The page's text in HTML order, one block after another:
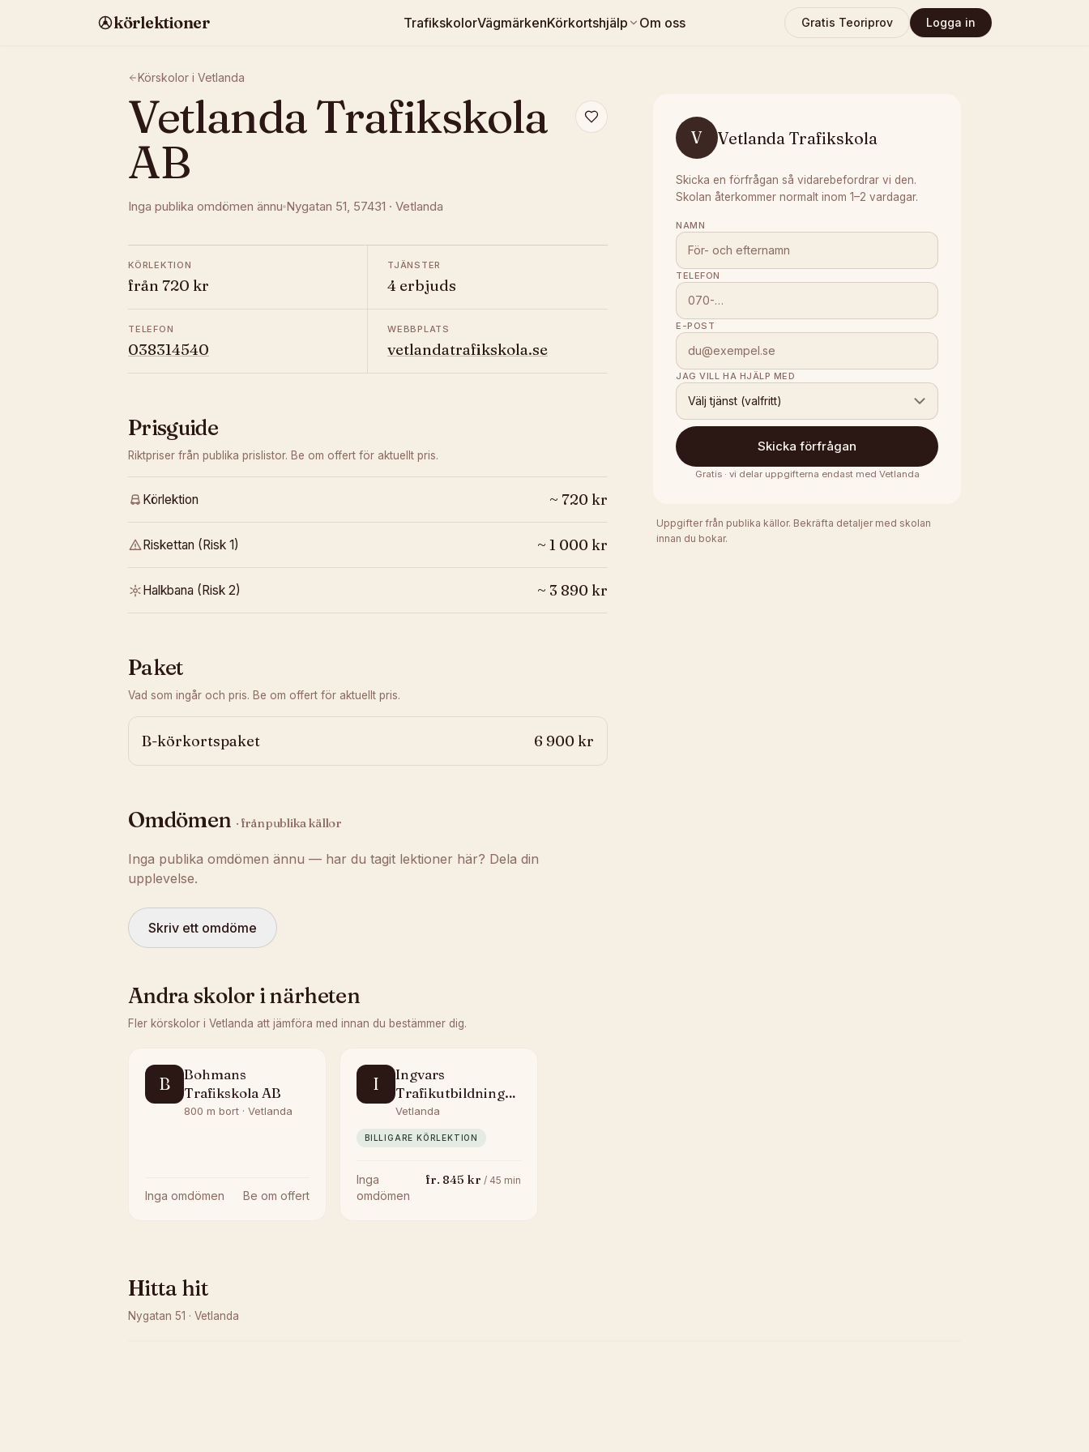
körlektioner TrafikskolorVägmärkenKörkortshjälp Om oss Gratis Teoriprov Logga in
Körskolor i Vetlanda
Vetlanda Trafikskola
AB
Inga publika omdömen ännu Nygatan 51, 57431 · Vetlanda
KÖRLEKTION
från 720 kr
TJÄNSTER
4 erbjuds
TELEFON
038314540
WEBBPLATS
vetlandatrafikskola.se
Prisguide
Riktpriser från publika prislistor. Be om offert för aktuellt pris.
Körlektion ~ 720 kr
Riskettan (Risk 1) ~ 1 000 kr
Halkbana (Risk 2) ~ 3 890 kr
Paket
Vad som ingår och pris. Be om offert för aktuellt pris.
B-körkortspaket 6 900 kr
Omdömen · från publika källor
Inga publika omdömen ännu — har du tagit lektioner här? Dela din
upplevelse.
Skriv ett omdöme
V Vetlanda Trafikskola
Skicka en förfrågan så vidarebefordrar vi den.
Skolan återkommer normalt inom 1–2 vardagar.
NAMN
TELEFON
E-POST
JAG VILL HA HJÄLP MED
Välj tjänst (valfritt)
Skicka förfrågan
Gratis · vi delar uppgifterna endast med Vetlanda
Uppgifter från publika källor. Bekräfta detaljer med skolan
innan du bokar.
Andra skolor i närheten
Fler körskolor i Vetlanda att jämföra med innan du bestämmer dig.
B
Bohmans
Trafikskola AB
800 m bort · Vetlanda
Inga omdömen Be om offert
I
Ingvars
Trafikutbildning
AB
Vetlanda
BILLIGARE KÖRLEKTION
Inga
omdömen
fr. 845 kr / 45 min
Hitta hit
Nygatan 51 · Vetlanda